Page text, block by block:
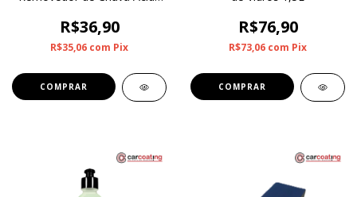
R$36,90
R$35,06 com Pix
R$76,90
R$73,06 com Pix